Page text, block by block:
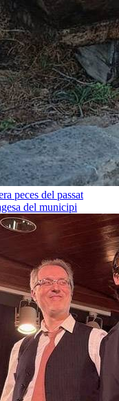
peces del passat
del municipi